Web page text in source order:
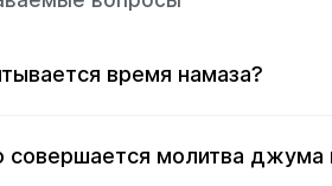
время намаза?
совершается молитва джума